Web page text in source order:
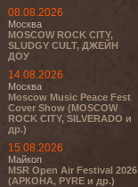
08.08.2026
Москва
MOSCOW ROCK CITY,
SLUDGY CULT, ДЖЕЙН
ДОУ
14.08.2026
Москва
Moscow Music Peace Fest
Cover Show (MOSCOW
ROCK CITY, SILVERADO и
др.)
15.08.2026
Майкоп
MSR Open Air Festival 2026
(АРКОНА, PYRE и др.)